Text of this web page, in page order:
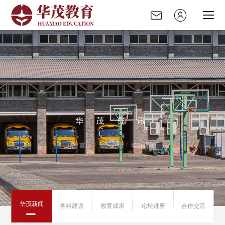
走进华茂
华茂资讯
华 茂 资 讯
首页 /华茂资讯 /华茂新闻
华茂新闻 学科建设 教育成果 论坛讲座 合作交流